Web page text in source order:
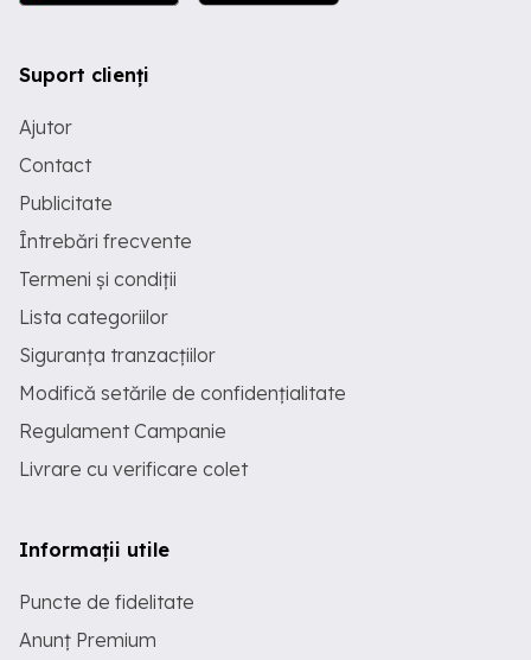
Suport clienți
Ajutor
Contact
Publicitate
Întrebări frecvente
Termeni și condiții
Lista categoriilor
Siguranța tranzacțiilor
Modifică setările de confidențialitate
Regulament Campanie
Livrare cu verificare colet
Informații utile
Puncte de fidelitate
Anunț Premium